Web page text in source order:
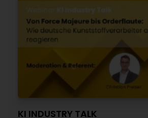
KI INDUSTRY TALK